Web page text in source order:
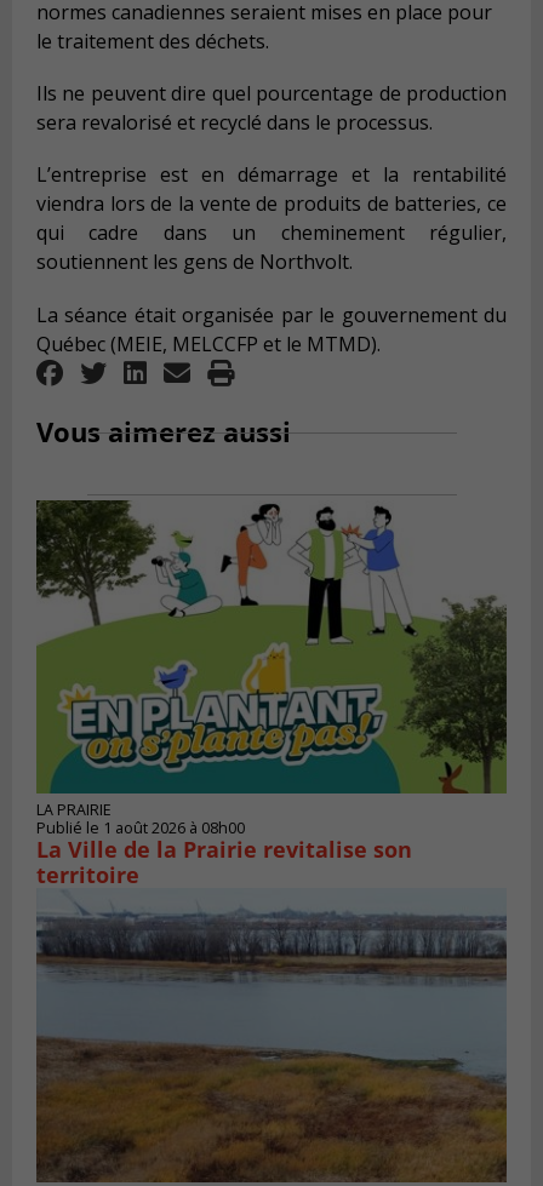
normes canadiennes seraient mises en place pour
le traitement des déchets.
Ils ne peuvent dire quel pourcentage de production
sera revalorisé et recyclé dans le processus.
L’entreprise est en démarrage et la rentabilité
viendra lors de la vente de produits de batteries, ce
qui cadre dans un cheminement régulier,
soutiennent les gens de Northvolt.
La séance était organisée par le gouvernement du
Québec (MEIE, MELCCFP et le MTMD).
Vous aimerez aussi
LA PRAIRIE
Publié le 1 août 2026 à 08h00
La Ville de la Prairie revitalise son
territoire